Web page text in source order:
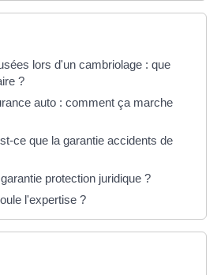
lors d'un cambriolage : que
?
auto : comment ça marche
ce que la garantie accidents de
protection juridique ?
l'expertise ?